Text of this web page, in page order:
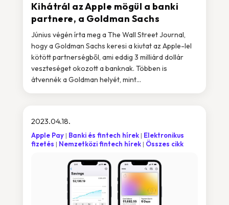
Kihátrál az Apple mögül a banki
partnere, a Goldman Sachs
Június végén írta meg a The Wall Street Journal,
hogy a Goldman Sachs keresi a kiutat az Apple-lel
kötött partnerségből, ami eddig 3 milliárd dollár
veszteséget okozott a banknak. Többen is
átvennék a Goldman helyét, mint...
2023.04.18.
Apple Pay Banki és fintech hírek
Elektronikus
fizetés
Nemzetközi fintech hírek Összes cikk